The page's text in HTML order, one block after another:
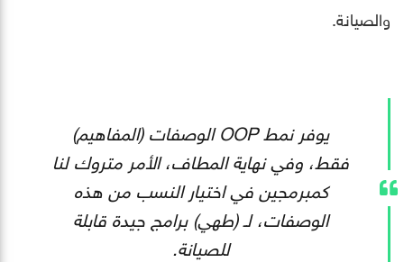
والصيانة.
يوفر نمط OOP الوصفات (المفاهيم)
فقط، وفي نهاية المطاف، الأمر متروك لنا
كمبرمجين في اختيار النسب من هذه
الوصفات، لـ (طهي) برامج جيدة قابلة
للصيانة.